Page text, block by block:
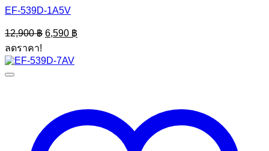
EF-539D-1A5V
12,900฿ Original
price
12,900 ฿.
6,590 ฿
price
ลดราคา!